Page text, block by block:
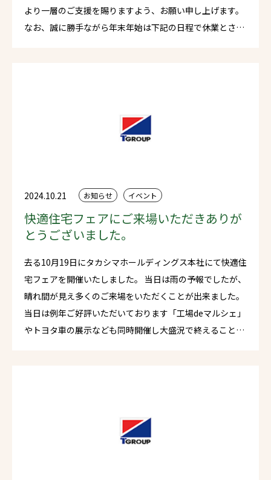
より一層のご支援を賜りますよう、お願い申し上げます。
なお、誠に勝手ながら年末年始は下記の日程で休業とさせ
2024.10.21 お知らせ イベント
快適住宅フェアにご来場いただきありが
とうございました。
去る10月19日にタカシマホールディングス本社にて快適住
宅フェアを開催いたしました。 当日は雨の予報でしたが、
晴れ間が見え多くのご来場をいただくことが出来ました。
当日は例年ご好評いただいております「工場deマルシェ」
やトヨタ車の展示なども同時開催し大盛況で終えることが